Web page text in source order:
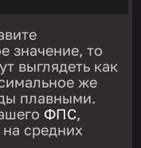
значение, то
выглядеть как
же
плавными.
ФПС,
средних